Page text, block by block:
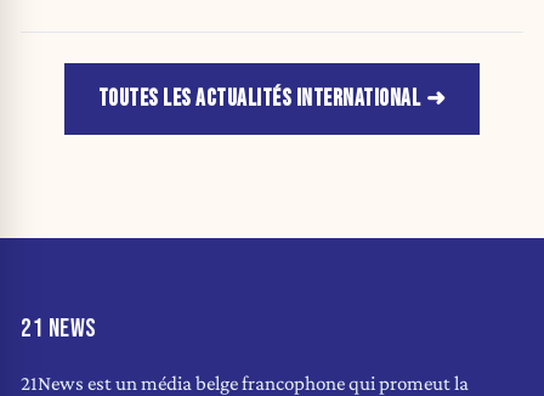
TOUTES LES ACTUALITÉS INTERNATIONAL
21 NEWS
21News est un média belge francophone qui promeut la